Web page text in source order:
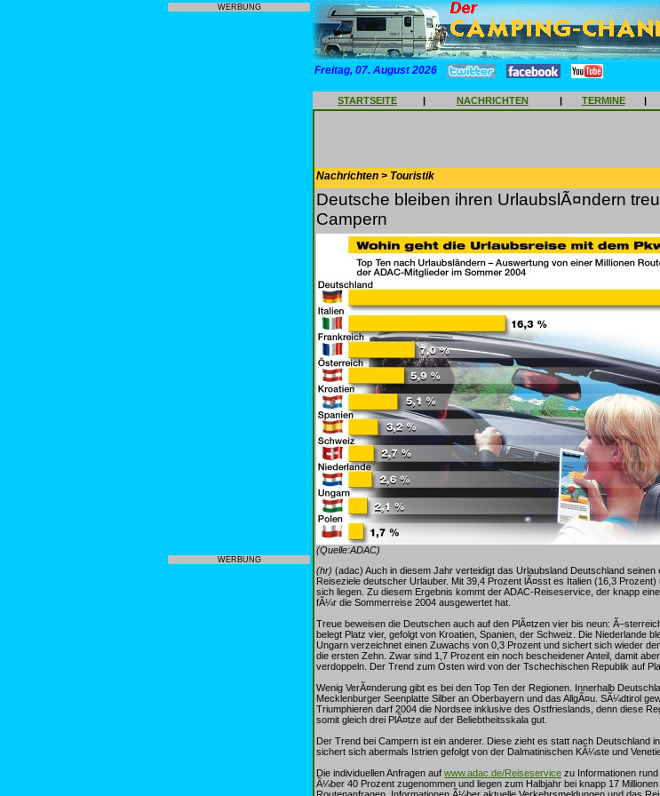
WERBUNG
WERBUNG
Freitag, 07. August 2026
STARTSEITE | NACHRICHTEN | TERMINE |
Nachrichten > Touristik
Deutsche bleiben ihren UrlaubslÃ¤ndern
Campern
(Quelle:ADAC)
(hr) (adac) Auch in diesem Jahr verteidigt das Urlaubsland Deutschland
Reiseziele deutscher Urlauber. Mit 39,4 Prozent lÃ¤sst es Italien (16,3
sich liegen. Zu diesem Ergebnis kommt der ADAC-Reiseservice, der knapp
fÃ¼r die Sommerreise 2004 ausgewertet hat.
Treue beweisen die Deutschen auch auf den PlÃ¤tzen vier bis neun:
belegt Platz vier, gefolgt von Kroatien, Spanien, der Schweiz. Die Niederlande
Ungarn verzeichnet einen Zuwachs von 0,3 Prozent und sichert sich wieder
die ersten Zehn. Zwar sind 1,7 Prozent ein noch bescheidener Anteil, damit
verdoppeln. Der Trend zum Osten wird von der Tschechischen Republik auf
Wenig VerÃ¤nderung gibt es bei den Top Ten der Regionen. Innerhalb
Mecklenburger Seenplatte Silber an Oberbayern und das AllgÃ¤u. SÃ¼dtirol
Triumphieren darf 2004 die Nordsee inklusive des Ostfrieslands, denn diese
somit gleich drei PlÃ¤tze auf der Beliebtheitsskala gut.
Der Trend bei Campern ist ein anderer. Diese zieht es statt nach Deutschland
sichert sich abermals Istrien gefolgt von der Dalmatinischen KÃ¼ste und
Die individuellen Anfragen auf www.adac.de/Reiseservice zu Informationen
Ã¼ber 40 Prozent zugenommen und liegen zum Halbjahr bei knapp 17